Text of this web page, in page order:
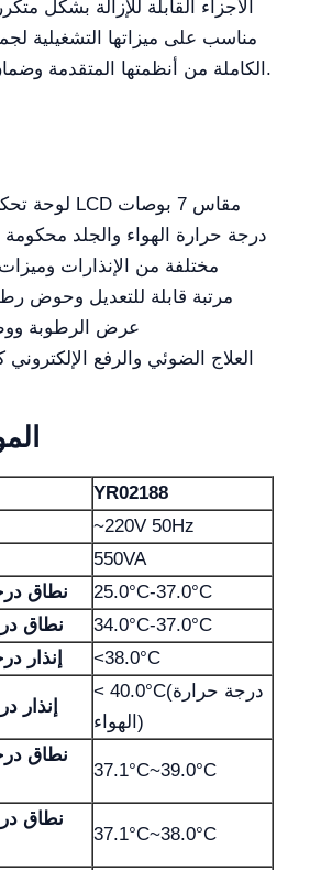
الأجزاء القابلة للإزالة بشكل
مناسب على ميزاتها التشغيلية
الكاملة من أنظمتها المتقدمة وضمان أفضل رعاية للرضع.
لوحة تحكم بشاشة لمس LCD مقاس 7 بوصات
درجة حرارة الهواء والجلد
مختلفة من الإنذارات
مرتبة قابلة للتعديل وحوض
عرض الرطوبة
العلاج الضوئي والرفع الإلكتروني
YR02188
~220V 50Hz
550VA
نطاق
25.0°C-37.0°C
نطاق
34.0°C-37.0°C
إنذار
<38.0°C
إنذار
< 40.0°C(درجة حرارة
الهواء)
نطاق
37.1°C~39.0°C
نطاق
37.1°C~38.0°C